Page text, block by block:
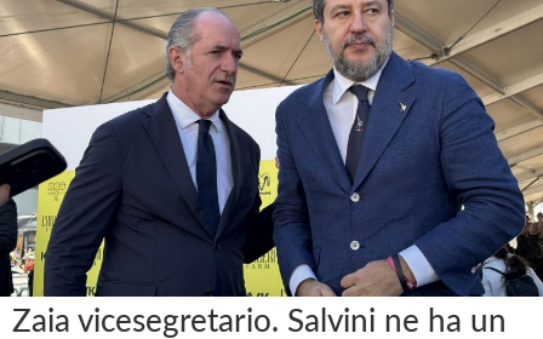
Zaia vicesegretario. Salvini ne ha un